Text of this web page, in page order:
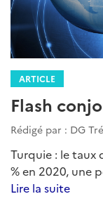
ARTICLE
Flash
Rédigé par : DG
Turquie : le taux
% en 2020, une
Lire la suite